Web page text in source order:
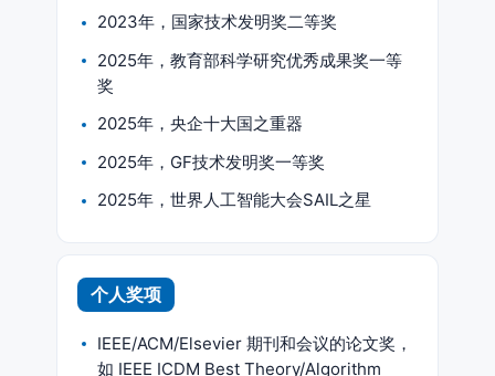
2023年，国家技术发明奖二等奖
2025年，教育部科学研究优秀成果奖一等
奖
2025年，央企十大国之重器
2025年，GF技术发明奖一等奖
2025年，世界人工智能大会SAIL之星
个人奖项
IEEE/ACM/Elsevier 期刊和会议的论文奖，
如 IEEE ICDM Best Theory/Algorithm